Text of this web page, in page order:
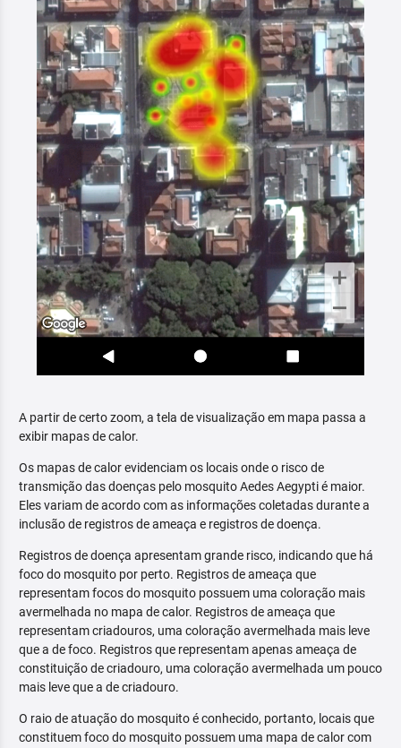
A partir de certo zoom, a tela de visualização em mapa passa a
exibir mapas de calor.
Os mapas de calor evidenciam os locais onde o risco de
transmição das doenças pelo mosquito Aedes Aegypti é maior.
Eles variam de acordo com as informações coletadas durante a
inclusão de registros de ameaça e registros de doença.
Registros de doença apresentam grande risco, indicando que há
foco do mosquito por perto. Registros de ameaça que
representam focos do mosquito possuem uma coloração mais
avermelhada no mapa de calor. Registros de ameaça que
representam criadouros, uma coloração avermelhada mais leve
que a de foco. Registros que representam apenas ameaça de
constituição de criadouro, uma coloração avermelhada um pouco
mais leve que a de criadouro.
O raio de atuação do mosquito é conhecido, portanto, locais que
constituem foco do mosquito possuem uma mapa de calor com